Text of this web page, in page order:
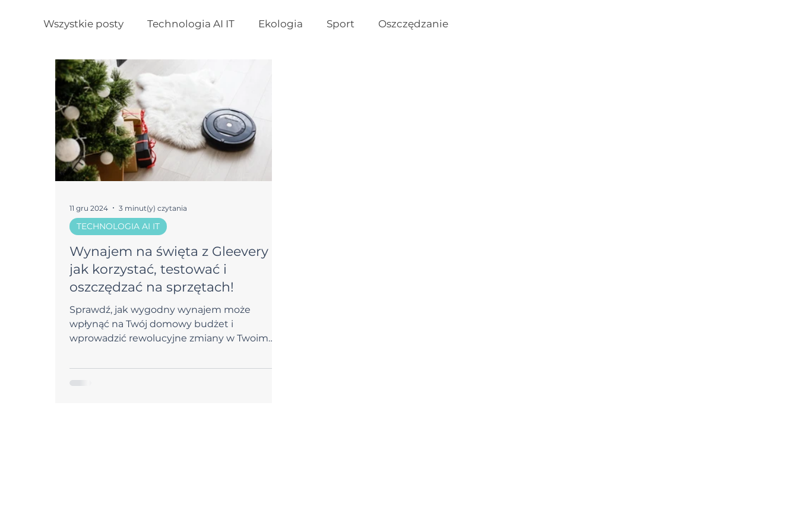
Wszystkie posty Technologia AI IT Ekologia Sport Oszczędzanie
Wynajem na święta z Gleevery –
jak korzystać, testować i
oszczędzać na sprzętach!
Sprawdź, jak wygodny wynajem może
wpłynąć na Twój domowy budżet i
wprowadzić rewolucyjne zmiany w Twoim
TECHNOLOGIA AI IT
11 gru 2024 3 minut(y) czytania